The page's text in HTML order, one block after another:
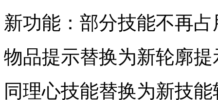
新功能：部分技能不再
物品提示替换为新轮廓提
同理心技能替换为新技能